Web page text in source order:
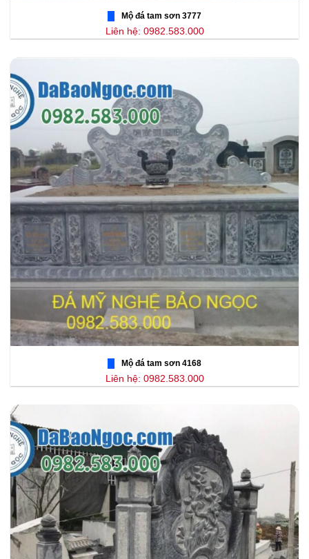
Mộ đá tam sơn 3777
Liên hệ: 0982.583.000
Mộ đá tam sơn 4168
Liên hệ: 0982.583.000